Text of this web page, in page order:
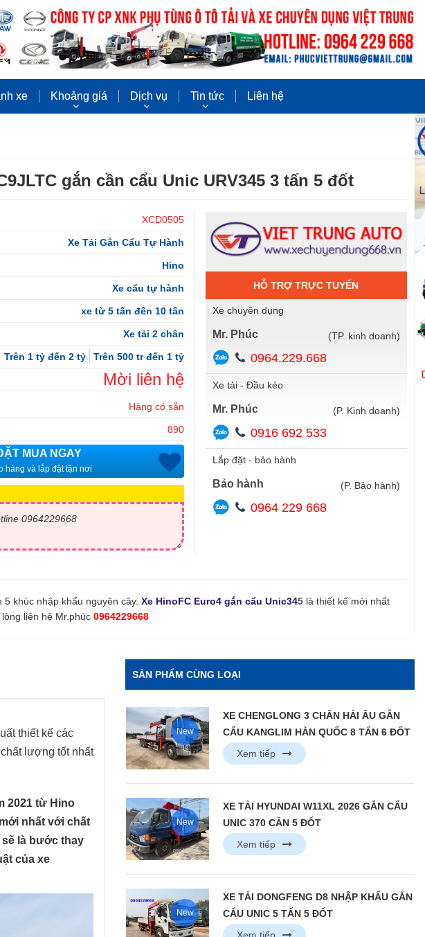
xe Khoảng giá Dịch vụ Tin tức Liên hệ
gắn cần cẩu Unic URV345 3 tấn 5 đốt
XCD0505
Xe Tải Gắn Cẩu Tự Hành
Hino
Xe cẩu tự hành
xe từ 5 tấn đến 10 tấn
Xe tải 2 chân
Trên 500 tr đến 1 tỷ
Trên 1 tỷ đến 2 tỷ
Mời liên hệ
Hàng có sẵn
890
MUA NGAY
hàng và lắp đặt tận nơi
HỖ TRỢ TRỰC TUYẾN
Xe chuyên dụng
Mr. Phúc (TP. kinh doanh)
0964.229.668
Xe tải - Đầu kéo
Mr. Phúc (P. Kinh doanh)
0916 692 533
Lắp đặt - bảo hành
Bảo hành (P. Bảo hành)
0964 229 668
khúc nhập khẩu nguyên cây. Xe HinoFC Euro4 gắn cẩu Unic345 là thiết kế mới nhất
liên hệ Mr.phúc 0964229668
thiết kế các
lượng tốt nhất
2021 từ Hino
nhất với chất
là bước thay
của xe
SẢN PHẨM CÙNG LOẠI
New
XE CHENGLONG 3 CHÂN HẢI ÂU GẮN
CẨU KANGLIM HÀN QUỐC 8 TẤN 6 ĐỐT
Xem tiếp
New
XE TẢI HYUNDAI W11XL 2026 GẮN CẨU
UNIC 370 CẦN 5 ĐỐT
Xem tiếp
New
XE TẢI DONGFENG D8 NHẬP KHẨU GẮN
CẨU UNIC 5 TẤN 5 ĐỐT
Xem tiếp